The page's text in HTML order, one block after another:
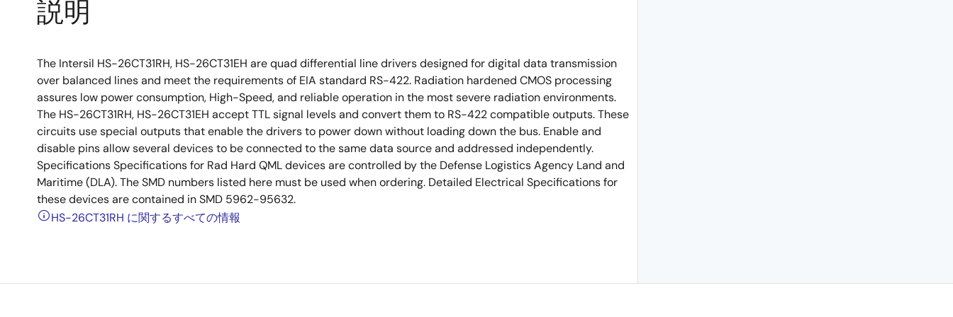
説明
The Intersil HS-26CT31RH, HS-26CT31EH are quad differential line drivers designed for digital data transmission
over balanced lines and meet the requirements of EIA standard RS-422. Radiation hardened CMOS processing
assures low power consumption, High-Speed, and reliable operation in the most severe radiation environments.
The HS-26CT31RH, HS-26CT31EH accept TTL signal levels and convert them to RS-422 compatible outputs. These
circuits use special outputs that enable the drivers to power down without loading down the bus. Enable and
disable pins allow several devices to be connected to the same data source and addressed independently.
Specifications Specifications for Rad Hard QML devices are controlled by the Defense Logistics Agency Land and
Maritime (DLA). The SMD numbers listed here must be used when ordering. Detailed Electrical Specifications for
these devices are contained in SMD 5962-95632.
HS-26CT31RH に関するすべての情報